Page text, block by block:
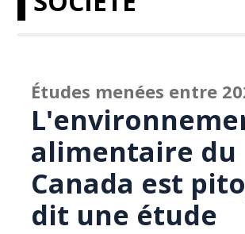
Études menées entre
alimentaire du
Canada est
dit une étude